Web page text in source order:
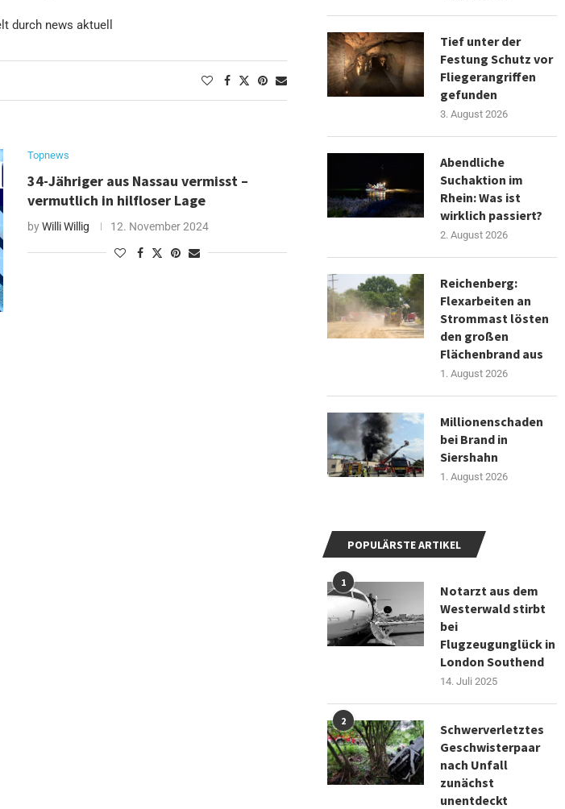
durch news aktuell
Topnews
34-Jähriger aus Nassau vermisst –
vermutlich in hilfloser Lage
byWilli Willig 12. November 2024
Tief unter der
Festung Schutz vor
Fliegerangriffen
gefunden
3. August 2026
Abendliche
Suchaktion im
Rhein: Was ist
wirklich passiert?
2. August 2026
Reichenberg:
Flexarbeiten an
Strommast lösten
den großen
Flächenbrand aus
1. August 2026
Millionenschaden
bei Brand in
Siershahn
1. August 2026
POPULÄRSTE ARTIKEL
1
Notarzt aus dem
Westerwald stirbt
bei
Flugzeugunglück in
London Southend
14. Juli 2025
2
Schwerverletztes
Geschwisterpaar
nach Unfall
zunächst
unentdeckt